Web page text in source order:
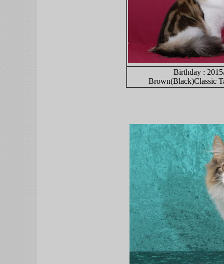
Birthday :
Brown(Black)Classic